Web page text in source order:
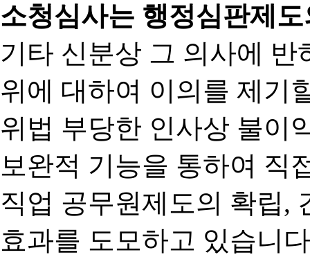
소청심사는 행정심판제
기타 신분상 그 의사에
위에 대하여 이의를 제기
위법 부당한 인사상 불이
보완적 기능을 통하여 직
직업 공무원제도의 확립,
효과를 도모하고 있습니